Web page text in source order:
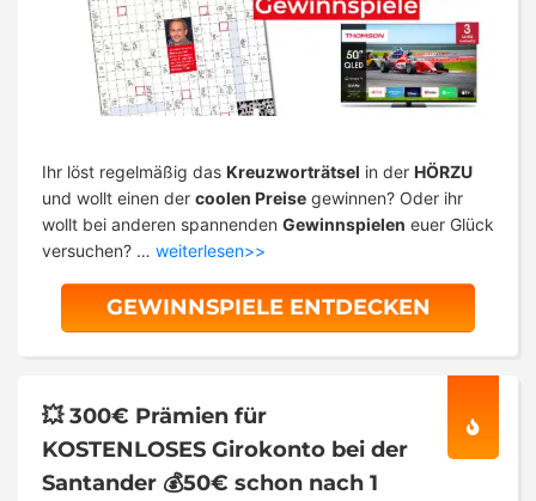
Ihr löst regelmäßig das Kreuzworträtsel in der HÖRZU
und wollt einen der coolen Preise gewinnen? Oder ihr
wollt bei anderen spannenden Gewinnspielen euer Glück
versuchen? … weiterlesen>>
GEWINNSPIELE ENTDECKEN
💥 300€ Prämien für
KOSTENLOSES Girokonto bei der
Santander 💰50€ schon nach 1